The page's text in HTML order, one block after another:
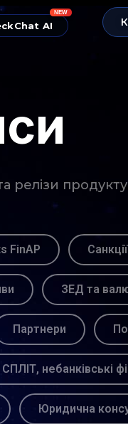
AI
NEW
релізи
FinAP Санкції
ЗЕД та
Партнери
СПЛІТ, небанківські
Юридична